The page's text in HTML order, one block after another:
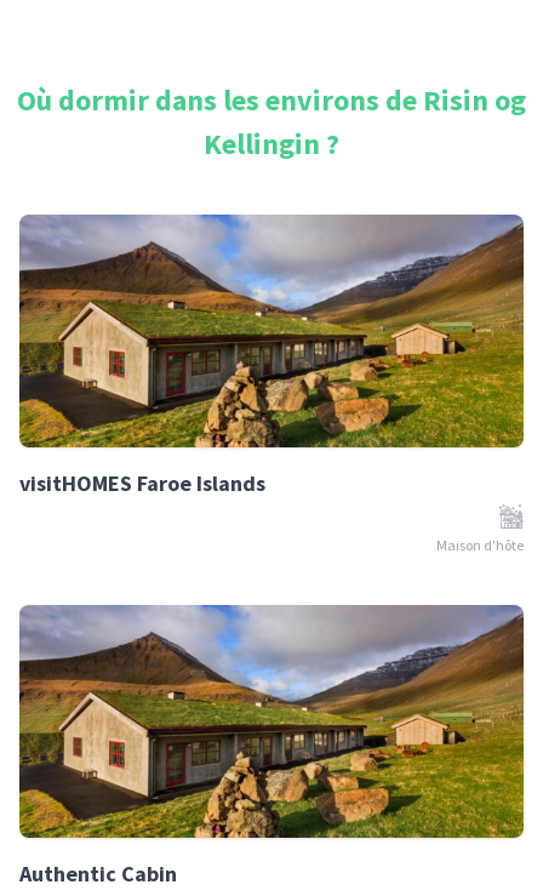
Où dormir dans les environs de Risin og
Kellingin ?
visitHOMES Faroe Islands
Maison d'hôte
Authentic Cabin